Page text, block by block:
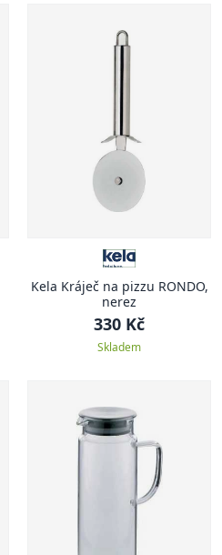
Kela Kráječ na pizzu RONDO,
nerez
330 Kč
Skladem